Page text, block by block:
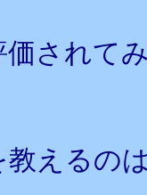
価されて
えるの